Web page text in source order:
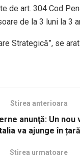
de art. 304 Cod
de la 3 luni la 3
Strategică”, se
Stirea anterioara
anunţă: Un nou
va ajunge în țară
Stirea urmatoare